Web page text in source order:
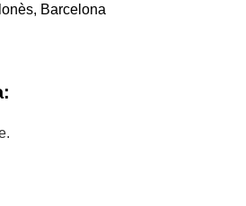
Barcelona